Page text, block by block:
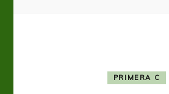
PRIMERA C